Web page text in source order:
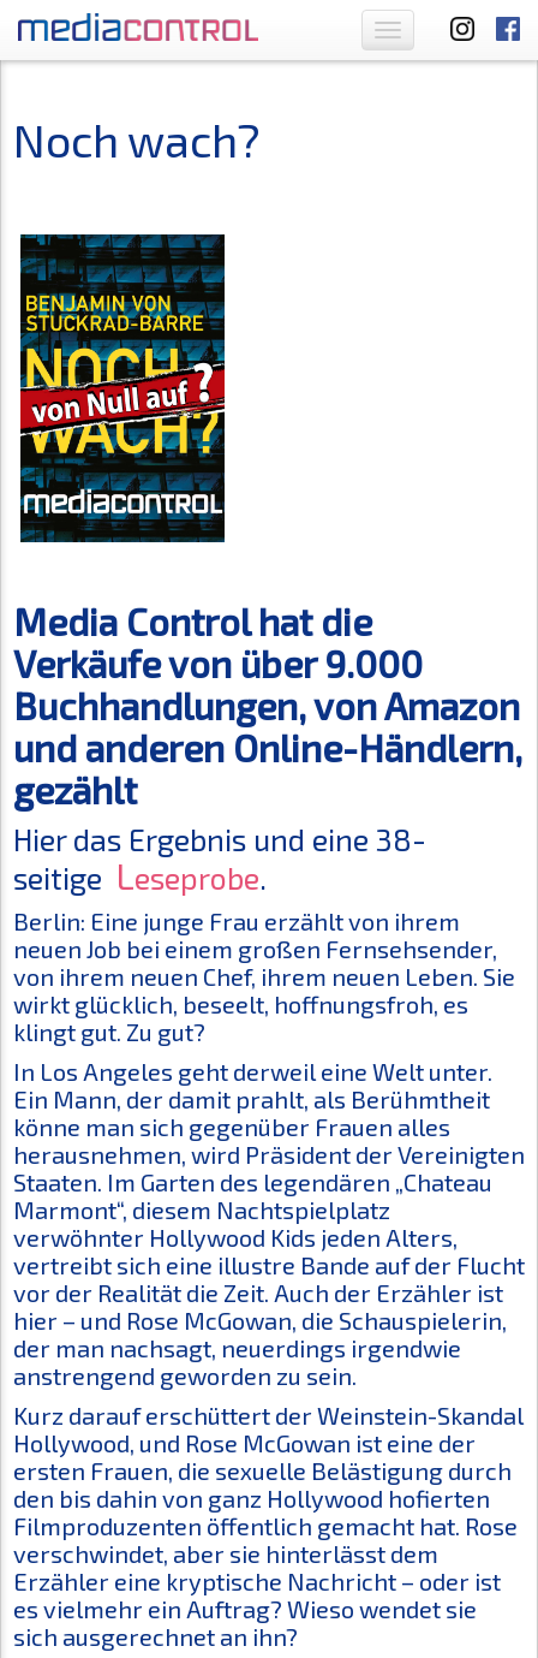
Toggle
navigation
Noch wach?
Media Control hat die
Verkäufe von über 9.000
Buchhandlungen, von Amazon
und anderen Online-Händlern,
gezählt
Hier das Ergebnis und eine 38-
seitige Leseprobe.
Berlin: Eine junge Frau erzählt von ihrem
neuen Job bei einem großen Fernsehsender,
von ihrem neuen Chef, ihrem neuen Leben. Sie
wirkt glücklich, beseelt, hoffnungsfroh, es
klingt gut. Zu gut?
In Los Angeles geht derweil eine Welt unter.
Ein Mann, der damit prahlt, als Berühmtheit
könne man sich gegenüber Frauen alles
herausnehmen, wird Präsident der Vereinigten
Staaten. Im Garten des legendären „Chateau
Marmont“, diesem Nachtspielplatz
verwöhnter Hollywood Kids jeden Alters,
vertreibt sich eine illustre Bande auf der Flucht
vor der Realität die Zeit. Auch der Erzähler ist
hier – und Rose McGowan, die Schauspielerin,
der man nachsagt, neuerdings irgendwie
anstrengend geworden zu sein.
Kurz darauf erschüttert der Weinstein-Skandal
Hollywood, und Rose McGowan ist eine der
ersten Frauen, die sexuelle Belästigung durch
den bis dahin von ganz Hollywood hofierten
Filmproduzenten öffentlich gemacht hat. Rose
verschwindet, aber sie hinterlässt dem
Erzähler eine kryptische Nachricht – oder ist
es vielmehr ein Auftrag? Wieso wendet sie
sich ausgerechnet an ihn?